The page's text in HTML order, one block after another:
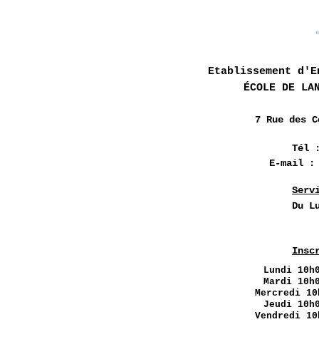
Etablissement
ÉCOLE DE
7 Rue des
Tél
E-mail
Du
Lundi
Mardi
Mercredi
Jeudi
Vendredi